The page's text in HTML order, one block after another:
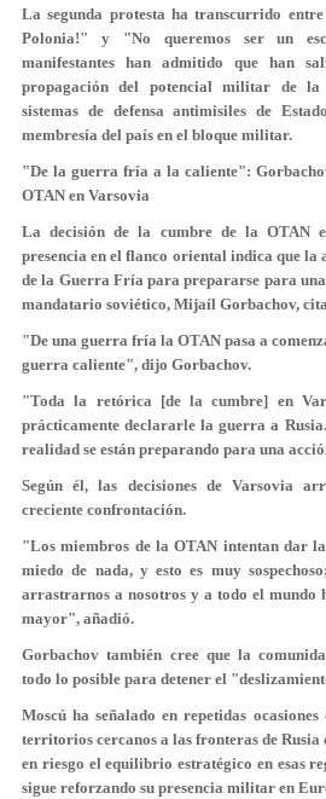
La segunda protesta ha transcurrido
Polonia!" y "No queremos ser un
manifestantes han admitido que han
propagación del potencial militar de la
sistemas de defensa antimisiles de
membresía del país en el bloque militar.
"De la guerra fría a la caliente":
OTAN en Varsovia
La decisión de la cumbre de la OTAN
presencia en el flanco oriental indica que la
de la Guerra Fría para prepararse para
mandatario soviético, Mijaíl Gorbachov,
"De una guerra fría la OTAN pasa a
guerra caliente", dijo Gorbachov.
"Toda la retórica [de la cumbre] en
prácticamente declararle la guerra a
realidad se están preparando para una
Según él, las decisiones de Varsovia
creciente confrontación.
"Los miembros de la OTAN intentan dar
miedo de nada, y esto es muy
arrastrarnos a nosotros y a todo el mundo
mayor", añadió.
Gorbachov también cree que la
todo lo posible para detener el
Moscú ha señalado en repetidas
territorios cercanos a las fronteras de Rusia
en riesgo el equilibrio estratégico en esas
sigue reforzando su presencia militar en